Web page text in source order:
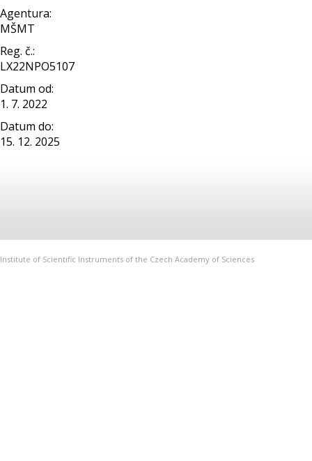
Agentura:
MŠMT
Reg. č.:
LX22NPO5107
Datum od:
1. 7. 2022
Datum do:
15. 12. 2025
Institute of Scientific Instruments of the Czech Academy of Sciences